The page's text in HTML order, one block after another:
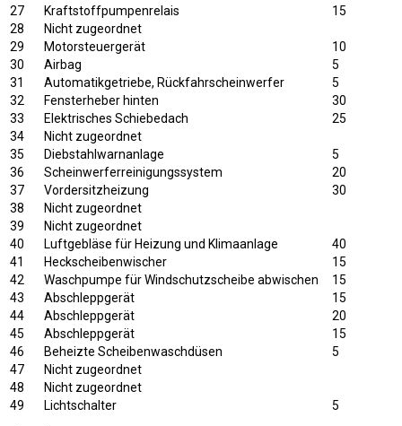
27 Kraftstoffpumpenrelais
15
28
Nicht zugeordnet
29
Motorsteuergerät
10
30
Airbag
5
31
Automatikgetriebe, Rückfahrscheinwerfer
5
32
Fensterheber hinten
30
33
Elektrisches Schiebedach
25
34
Nicht zugeordnet
35
Diebstahlwarnanlage
5
36
Scheinwerferreinigungssystem
20
37
Vordersitzheizung
30
38
Nicht zugeordnet
39
Nicht zugeordnet
40
Luftgebläse für Heizung und Klimaanlage
40
41
Heckscheibenwischer
15
42
Waschpumpe für Windschutzscheibe abwischen
15
43
Abschleppgerät
15
44
Abschleppgerät
20
45
Abschleppgerät
15
46
Beheizte Scheibenwaschdüsen
5
47
Nicht zugeordnet
48
Nicht zugeordnet
49
Lichtschalter 5